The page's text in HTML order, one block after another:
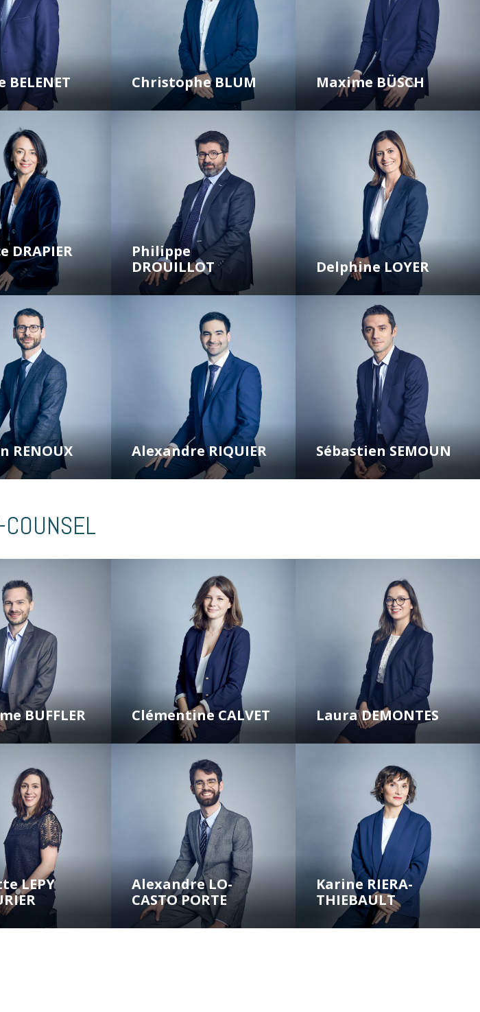
Christophe BLUM Maxime BÜSCH
DRAPIER
Philippe
DROUILLOT
Delphine LOYER
RENOUX Alexandre RIQUIER Sébastien SEMOUN
BUFFLER Clémentine CALVET Laura DEMONTES
LEPY
Alexandre LO-
CASTO PORTE
Karine RIERA-
THIEBAULT